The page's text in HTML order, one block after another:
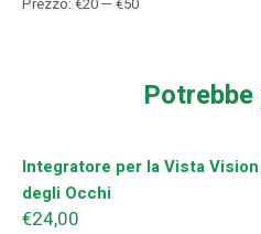
Integratore per la Vista
degli Occhi
€24,00